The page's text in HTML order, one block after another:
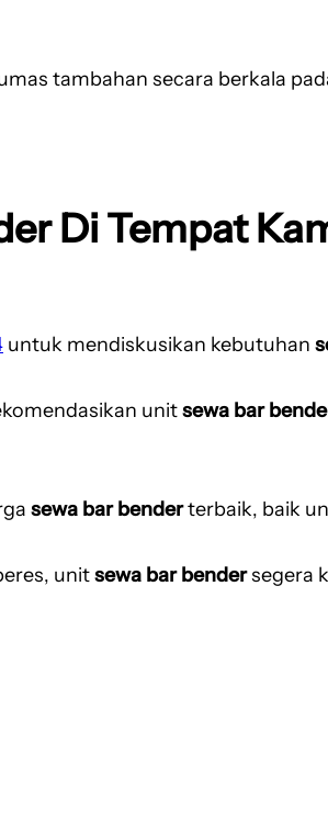
tambahan secara berkala
Di Tempat
untuk mendiskusikan kebutuhan
unitsewa bar
sewa bar benderterbaik, baik
unitsewa bar bendersegera